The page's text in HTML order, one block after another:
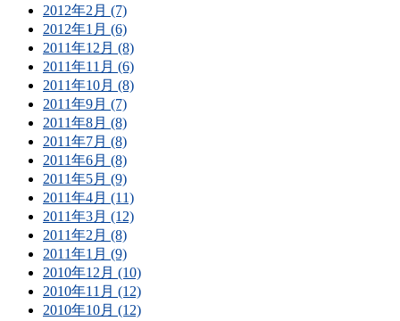
2012年2月 (7)
2012年1月 (6)
2011年12月 (8)
2011年11月 (6)
2011年10月 (8)
2011年9月 (7)
2011年8月 (8)
2011年7月 (8)
2011年6月 (8)
2011年5月 (9)
2011年4月 (11)
2011年3月 (12)
2011年2月 (8)
2011年1月 (9)
2010年12月 (10)
2010年11月 (12)
2010年10月 (12)